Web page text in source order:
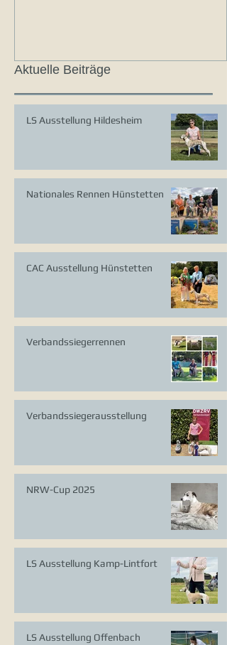
Aktuelle Beiträge
LS Ausstellung Hildesheim
Nationales Rennen Hünstetten
CAC Ausstellung Hünstetten
Verbandssiegerrennen
Verbandssiegerausstellung
NRW-Cup 2025
LS Ausstellung Kamp-Lintfort
LS Ausstellung Offenbach